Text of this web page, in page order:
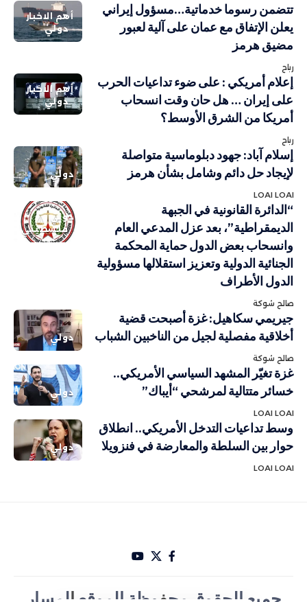
أهم الاخبار
دولي
تتضمن رسوما خدماتية…مسؤول إيراني
يعلن الإتفاق مع عمان على آلية لعبور
مضيق هرمز
رباح
أهم الاخبار
دولي
إعلام أمريكي : على ضوء تداعيات الحرب
على إيران … هل حان وقت انسحاب
أمريكا من الشرق الأوسط؟
رباح
دولي
إسلام آباد: جهود دبلوماسية متواصلة
لإيجاد حل دائم وشامل بشأن هرمز
LOAI LOAI
دولي
فلسطيني
“الدائرة القانونية في الجبهة
الديمقراطية”، بعد عزل المدعي العام
وانسحاب بعض الدول حماية المحكمة
الجنائية الدولية وتعزيز استقلالها مسؤولية
الدول الأطراف
صالح شوكة
دولي
جيريمي سكاهيل: غزة أصبحت قضية
أخلاقية مفصلية لجيل من الناخبين الشباب
صالح شوكة
دولي
غزة تغيّر المشهد السياسي الأمريكي..
خسائر متتالية لمرشحي “أيباك”
LOAI LOAI
دولي
وسط تداعيات التدخل الأمريكي.. انطلاق
حوار بين السلطة والمعارضة في فنزويلا
LOAI LOAI